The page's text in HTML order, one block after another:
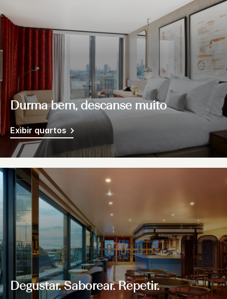
Durma bem, descanse muito
Exibir quartos
Degustar. Saborear. Repetir.